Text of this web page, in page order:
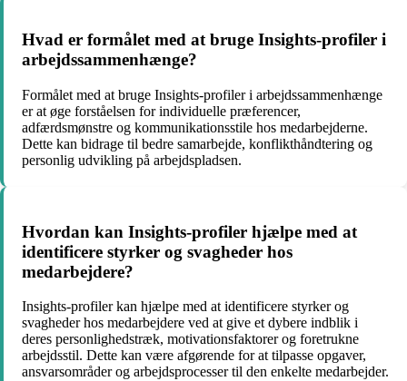
Hvad er formålet med at bruge Insights-profiler i
arbejdssammenhænge?
Formålet med at bruge Insights-profiler i arbejdssammenhænge
er at øge forståelsen for individuelle præferencer,
adfærdsmønstre og kommunikationsstile hos medarbejderne.
Dette kan bidrage til bedre samarbejde, konflikthåndtering og
personlig udvikling på arbejdspladsen.
Hvordan kan Insights-profiler hjælpe med at
identificere styrker og svagheder hos
medarbejdere?
Insights-profiler kan hjælpe med at identificere styrker og
svagheder hos medarbejdere ved at give et dybere indblik i
deres personlighedstræk, motivationsfaktorer og foretrukne
arbejdsstil. Dette kan være afgørende for at tilpasse opgaver,
ansvarsområder og arbejdsprocesser til den enkelte medarbejder.